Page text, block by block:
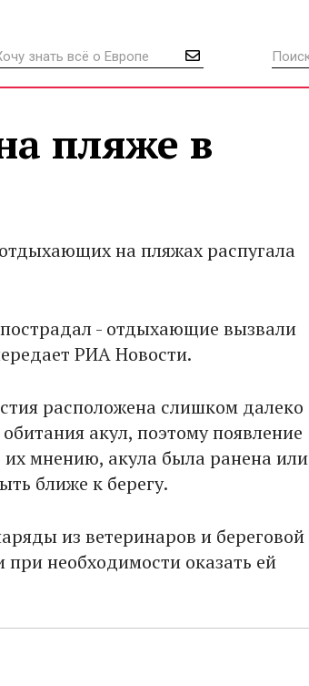
пляже в
на пляжах распугала
- отдыхающие вызвали
РИА Новости.
расположена слишком далеко
акул, поэтому появление
мнению, акула была ранена или
ближе к берегу.
из ветеринаров и береговой
необходимости оказать ей